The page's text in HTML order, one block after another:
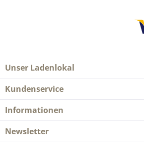
Unser Ladenlokal
Kundenservice
Informationen
Newsletter